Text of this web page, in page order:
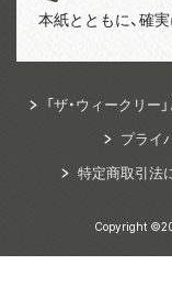
本紙とともに、確
「ザ・ウィークリー
プライ
特定商取引法
Copyright